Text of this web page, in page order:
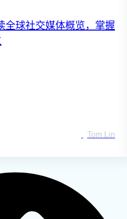
全球社交媒体概览，掌握
Tom Lin